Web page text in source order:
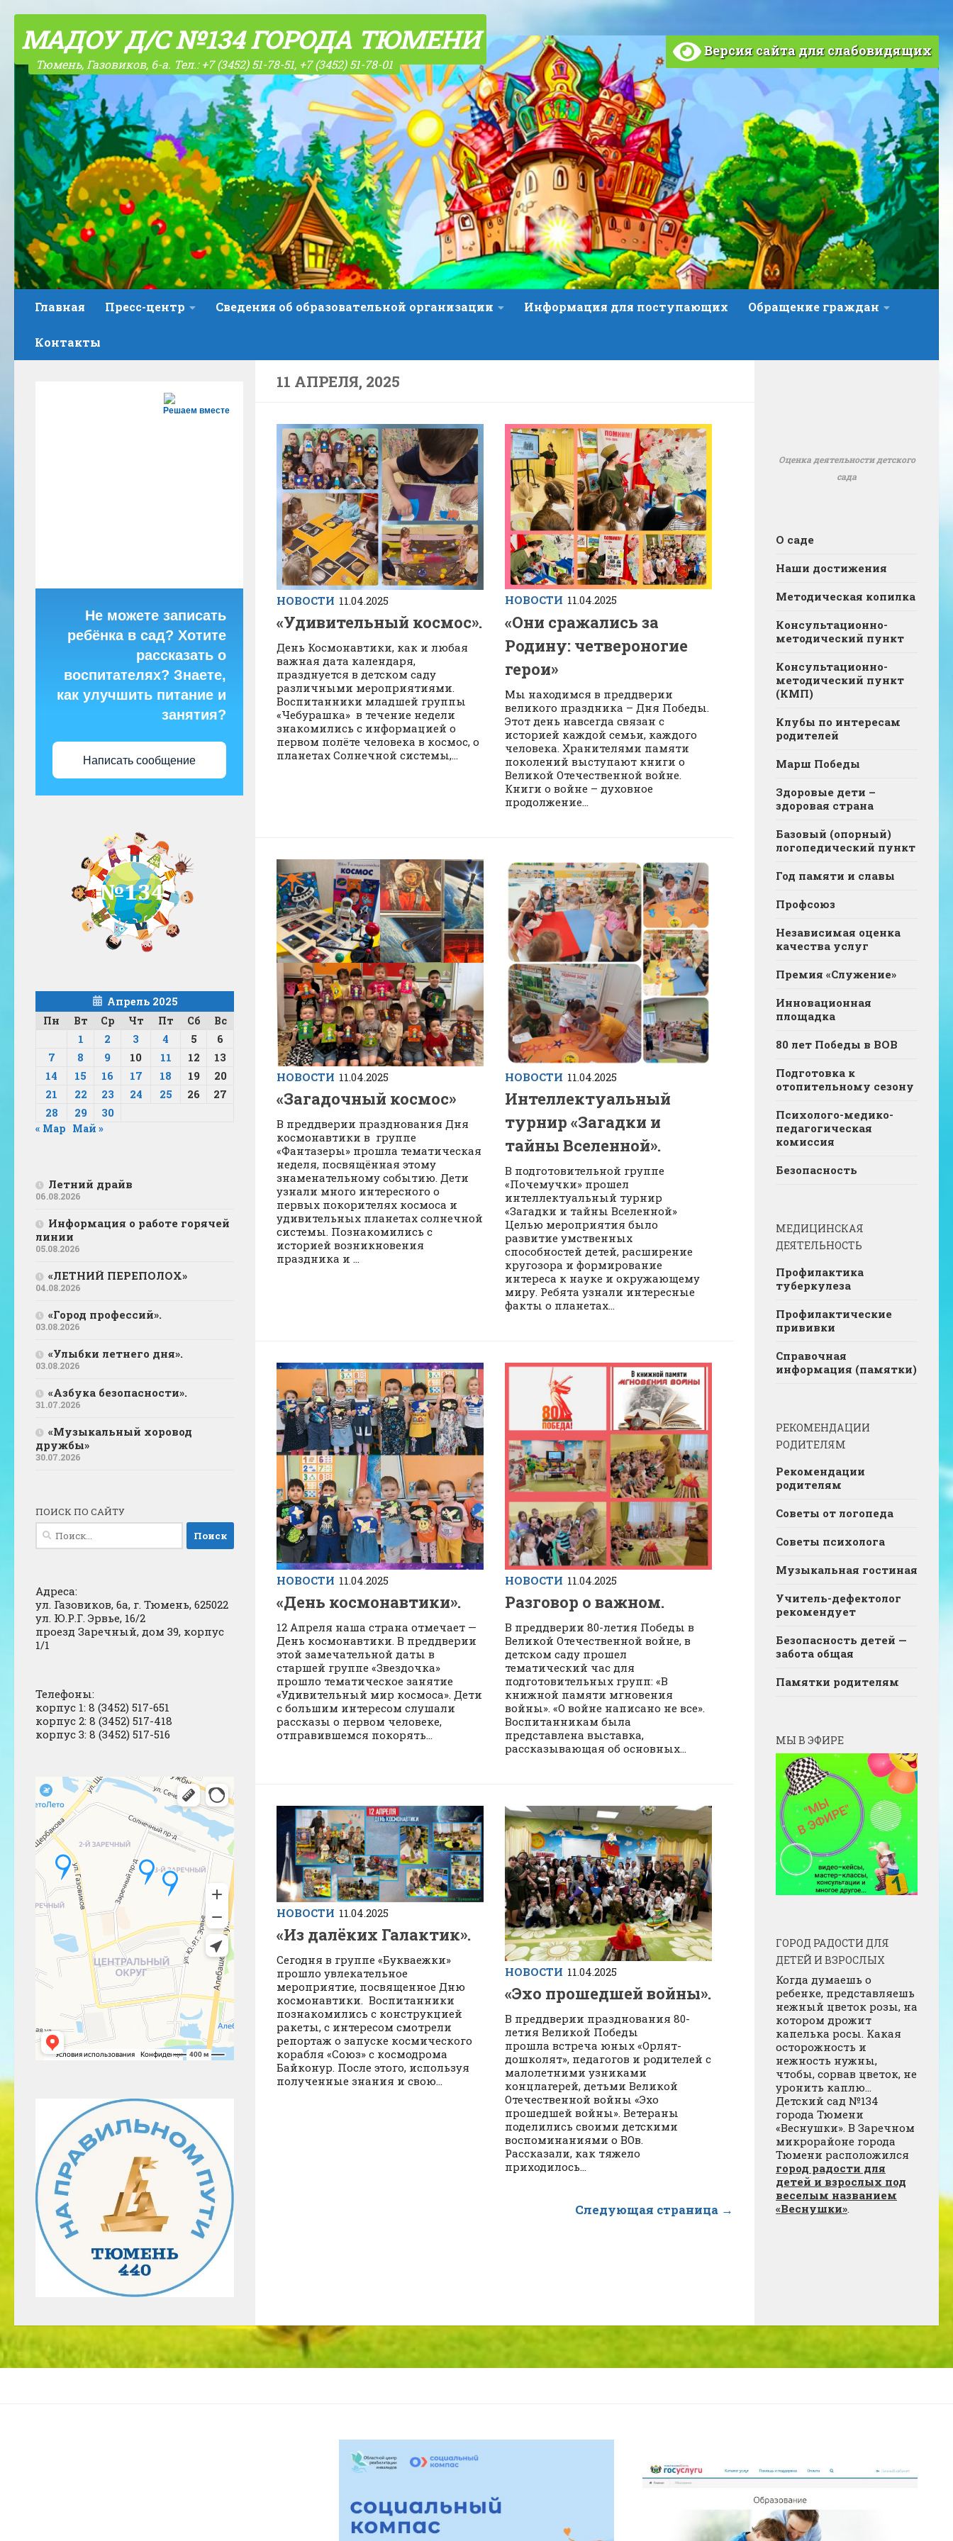
МАДОУ Д/С №134 ГОРОДА ТЮМЕНИ
Тюмень, Газовиков, 6-а. Тел.: +7 (3452) 51-78-51, +7 (3452) 51-78-01
Версия сайта для слабовидящих
Главная Пресс-центр Сведения об образовательной организации Информация для поступающих Обращение граждан
Контакты
11 АПРЕЛЯ, 2025
НОВОСТИ 11.04.2025
«Удивительный космос».
День Космонавтики, как и любая
важная дата календаря,
празднуется в детском саду
различными мероприятиями.
Воспитанники младшей группы
«Чебурашка» в течение недели
знакомились с информацией о
первом полёте человека в космос, о
планетах Солнечной системы,...
НОВОСТИ 11.04.2025
«Они сражались за
Родину: четвероногие
герои»
Мы находимся в преддверии
великого праздника – Дня Победы.
Этот день навсегда связан с
историей каждой семьи, каждого
человека. Хранителями памяти
поколений выступают книги о
Великой Отечественной войне.
Книги о войне – духовное
продолжение...
НОВОСТИ 11.04.2025
«Загадочный космос»
В преддверии празднования Дня
космонавтики в группе
«Фантазеры» прошла тематическая
неделя, посвящённая этому
знаменательному событию. Дети
узнали много интересного о
первых покорителях космоса и
удивительных планетах солнечной
системы. Познакомились с
историей возникновения
праздника и ...
НОВОСТИ 11.04.2025
Интеллектуальный
турнир «Загадки и
тайны Вселенной».
В подготовительной группе
«Почемучки» прошел
интеллектуальный турнир
«Загадки и тайны Вселенной»
Целью мероприятия было
развитие умственных
способностей детей, расширение
кругозора и формирование
интереса к науке и окружающему
миру. Ребята узнали интересные
факты о планетах...
НОВОСТИ 11.04.2025
«День космонавтики».
12 Апреля наша страна отмечает —
День космонавтики. В преддверии
этой замечательной даты в
старшей группе «Звездочка»
прошло тематическое занятие
«Удивительный мир космоса». Дети
с большим интересом слушали
рассказы о первом человеке,
отправившемся покорять...
НОВОСТИ 11.04.2025
Разговор о важном.
В преддверии 80-летия Победы в
Великой Отечественной войне, в
детском саду прошел
тематический час для
подготовительных групп: «В
книжной памяти мгновения
войны». «О войне написано не все».
Воспитанникам была
представлена выставка,
рассказывающая об основных...
НОВОСТИ 11.04.2025
«Из далёких Галактик».
Сегодня в группе «Букваежки»
прошло увлекательное
мероприятие, посвященное Дню
космонавтики. Воспитанники
познакомились с конструкцией
ракеты, с интересом смотрели
репортаж о запуске космического
корабля «Союз» с космодрома
Байконур. После этого, используя
полученные знания и свою...
НОВОСТИ 11.04.2025
«Эхо прошедшей войны».
В преддверии празднования 80-
летия Великой Победы
прошла встреча юных «Орлят-
дошколят», педагогов и родителей с
малолетними узниками
концлагерей, детьми Великой
Отечественной войны «Эхо
прошедшей войны». Ветераны
поделились своими детскими
воспоминаниями о ВОв.
Рассказали, как тяжело
приходилось...
Следующая страница →
Решаем вместе
Не можете записать
ребёнка в сад? Хотите
рассказать о
воспитателях? Знаете,
как улучшить питание и
занятия?
Написать сообщение
Апрель 2025
Пн
Вт Ср Чт Пт Сб Вс
1 2 3 4 5
6
7
8 9 10 11 12
13
14
15 16 17 18 19
20
21
22 23 24 25 26
27
28
29 30
« Мар Май »
Летний драйв
06.08.2026
Информация о работе горячей
линии
05.08.2026
«ЛЕТНИЙ ПЕРЕПОЛОХ»
04.08.2026
«Город профессий».
03.08.2026
«Улыбки летнего дня».
03.08.2026
«Азбука безопасности».
31.07.2026
«Музыкальный хоровод
дружбы»
30.07.2026
ПОИСК ПО САЙТУ
Найти:
Адреса:
ул. Газовиков, 6а, г. Тюмень, 625022
ул. Ю.Р.Г. Эрвье, 16/2
проезд Заречный, дом 39, корпус
1/1
Телефоны:
корпус 1: 8 (3452) 517-651
корпус 2: 8 (3452) 517-418
корпус 3: 8 (3452) 517-516
Оценка деятельности детского
сада
О саде
Наши достижения
Методическая копилка
Консультационно-
методический пункт
Консультационно-
методический пункт
(КМП)
Клубы по интересам
родителей
Марш Победы
Здоровые дети –
здоровая страна
Базовый (опорный)
логопедический пункт
Год памяти и славы
Профсоюз
Независимая оценка
качества услуг
Премия «Служение»
Инновационная
площадка
80 лет Победы в ВОВ
Подготовка к
отопительному сезону
Психолого-медико-
педагогическая
комиссия
Безопасность
МЕДИЦИНСКАЯ
ДЕЯТЕЛЬНОСТЬ
Профилактика
туберкулеза
Профилактические
прививки
Справочная
информация (памятки)
РЕКОМЕНДАЦИИ
РОДИТЕЛЯМ
Рекомендации
родителям
Советы от логопеда
Советы психолога
Музыкальная гостиная
Учитель-дефектолог
рекомендует
Безопасность детей —
забота общая
Памятки родителям
МЫ В ЭФИРЕ
ГОРОД РАДОСТИ ДЛЯ
ДЕТЕЙ И ВЗРОСЛЫХ
Когда думаешь о
ребенке, представляешь
нежный цветок розы, на
котором дрожит
капелька росы. Какая
осторожность и
нежность нужны,
чтобы, сорвав цветок, не
уронить каплю…
Детский сад №134
города Тюмени
«Веснушки». В Заречном
микрорайоне города
Тюмени расположился
город радости для
детей и взрослых под
веселым названием
«Веснушки».